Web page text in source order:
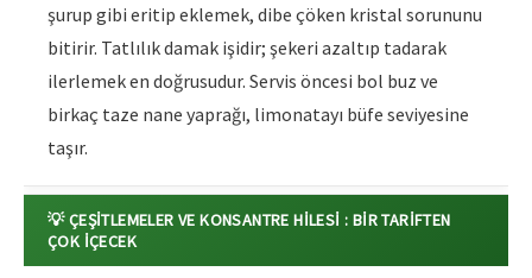
şurup gibi eritip eklemek, dibe çöken kristal sorununu
bitirir. Tatlılık damak işidir; şekeri azaltıp tadarak
ilerlemek en doğrusudur. Servis öncesi bol buz ve
birkaç taze nane yaprağı, limonatayı büfe seviyesine
taşır.
💡 ÇEŞITLEMELER VE KONSANTRE HILESI : BIR TARIFTEN
ÇOK İÇECEK